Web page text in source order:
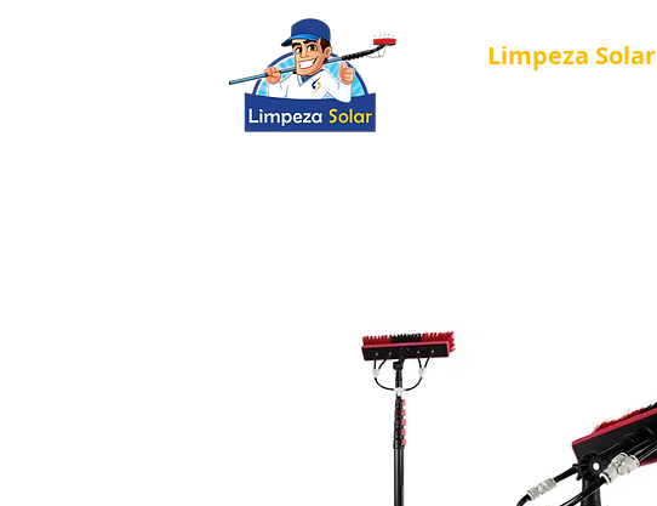
Limpeza Solar